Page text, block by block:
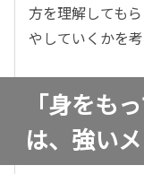
方を理解しても
やしていくかを
「身をも
は、強い